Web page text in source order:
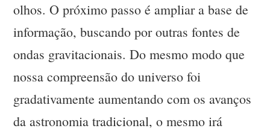
olhos. O próximo passo é ampliar a base de
informação, buscando por outras fontes de
ondas gravitacionais. Do mesmo modo que
nossa compreensão do universo foi
gradativamente aumentando com os avanços
da astronomia tradicional, o mesmo irá